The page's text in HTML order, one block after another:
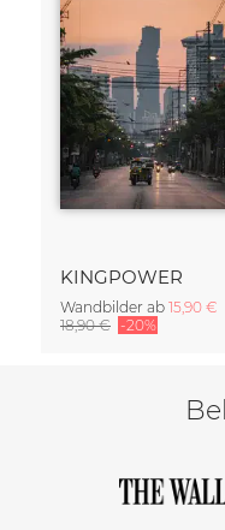
KINGPOWER
Wandbilder ab 15,90 €
18,90 € -20%